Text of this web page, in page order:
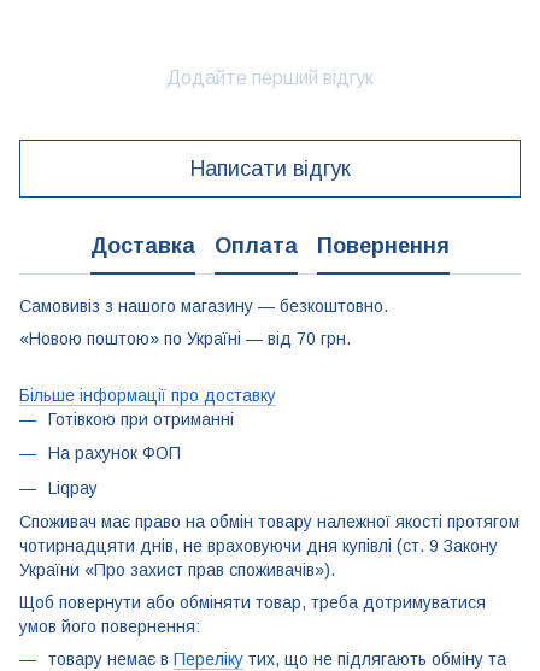
Додайте перший відгук
Написати відгук
Доставка Оплата Повернення
Самовивіз з нашого магазину — безкоштовно.
«Новою поштою» по Україні — від 70 грн.
Більше інформації про доставку
Готівкою при отриманні
На рахунок ФОП
Liqpay
Споживач має право на обмін товару належної якості протягом
чотирнадцяти днів, не враховуючи дня купівлі (ст. 9 Закону
України «Про захист прав споживачів»).
Щоб повернути або обміняти товар, треба дотримуватися
умов його повернення:
товару немає в Переліку тих, що не підлягають обміну та